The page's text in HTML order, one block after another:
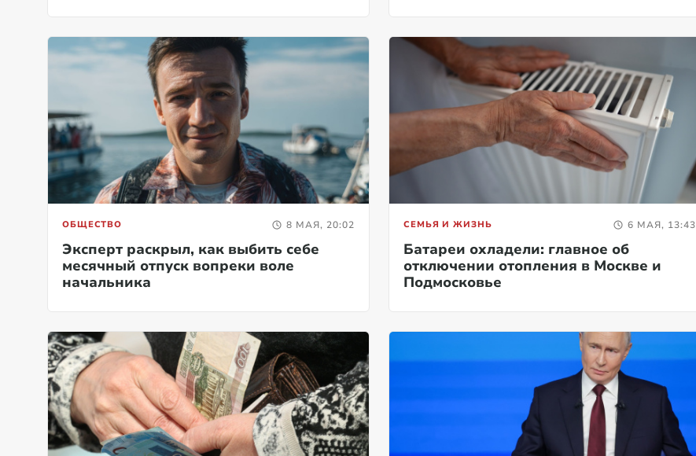
ОБЩЕСТВО 8 МАЯ, 20:02
Эксперт раскрыл, как выбить себе
месячный отпуск вопреки воле
начальника
СЕМЬЯ И ЖИЗНЬ 6 МАЯ, 13:43
Батареи охладели: главное об
отключении отопления в Москве и
Подмосковье